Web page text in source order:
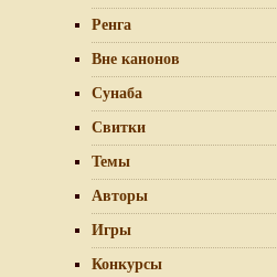
Ренга
Вне канонов
Сунаба
Свитки
Темы
Авторы
Игры
Конкурсы